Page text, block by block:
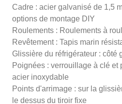
Cadre : acier galvanisé de 1,5
options de montage DIY
Roulements : Roulements à
Revêtement : Tapis marin
Glissière du réfrigérateur : côté
Poignées : verrouillage à clé et
acier inoxydable
Points d'arrimage : sur la
le dessus du tiroir fixe